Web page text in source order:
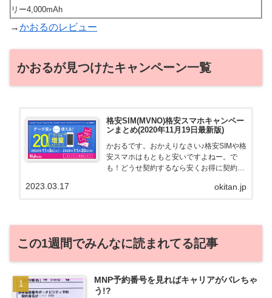
リー4,000mAh
→かおるのレビュー
かおるが見つけたキャンペーン一覧
格安SIM(MVNO)格安スマホキャンペー
ンまとめ(2020年11月19日最新版)
かおるです。おかえりなさい♪格安SIMや格
安スマホはもともと安いですよねー。で
も！どうせ契約するなら安くお得に契約し
る自身も、そういう案件を常に狙ってます
okitan.jp
2023.03.17
この1週間でみんなに読まれてる記事
MNP予約番号を見ればキャリアがバレちゃ
う!?